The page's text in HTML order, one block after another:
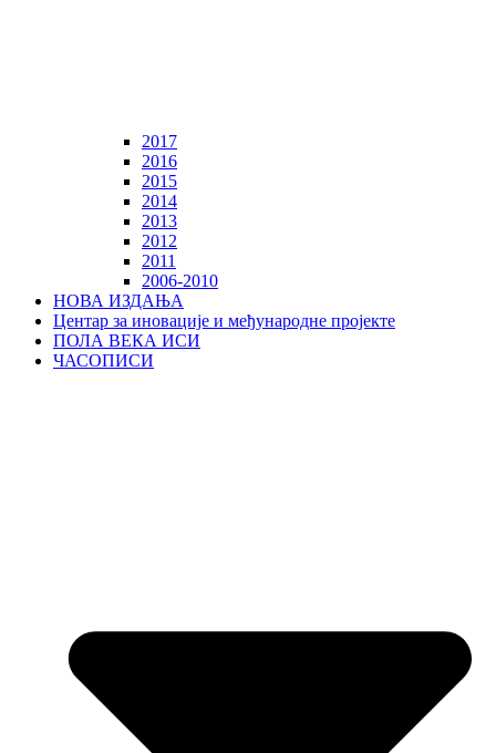
2017
2016
2015
2014
2013
2012
2011
2006-2010
НОВА ИЗДАЊА
Центар за иновације и међународне пројекте
ПОЛА ВЕКА ИСИ
ЧАСОПИСИ